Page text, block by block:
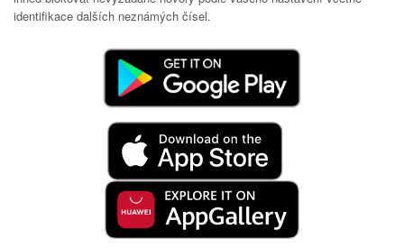
identifikace dalších neznámých čísel.